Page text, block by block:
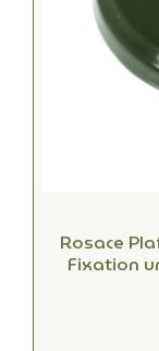
Rosace
Fixation